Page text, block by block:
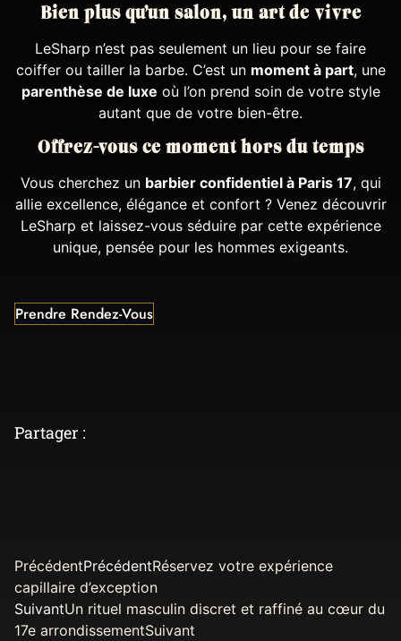
Bien plus qu’un salon, un art de vivre
LeSharp n’est pas seulement un lieu pour se faire
coiffer ou tailler la barbe. C’est un moment à part, une
parenthèse de luxe où l’on prend soin de votre style
autant que de votre bien-être.
Offrez-vous ce moment hors du temps
Vous cherchez un barbier confidentiel à Paris 17, qui
allie excellence, élégance et confort ? Venez découvrir
LeSharp et laissez-vous séduire par cette expérience
unique, pensée pour les hommes exigeants.
Prendre Rendez-Vous
Partager :
PrécédentPrécédentRéservez votre expérience
capillaire d’exception
SuivantUn rituel masculin discret et raffiné au cœur du
17e arrondissementSuivant